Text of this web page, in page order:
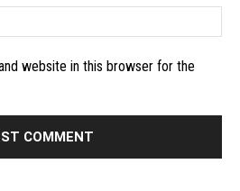
website in this browser for the